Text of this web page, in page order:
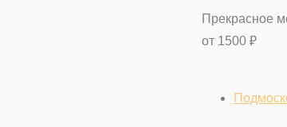
Прекрасное
от 1500 ₽